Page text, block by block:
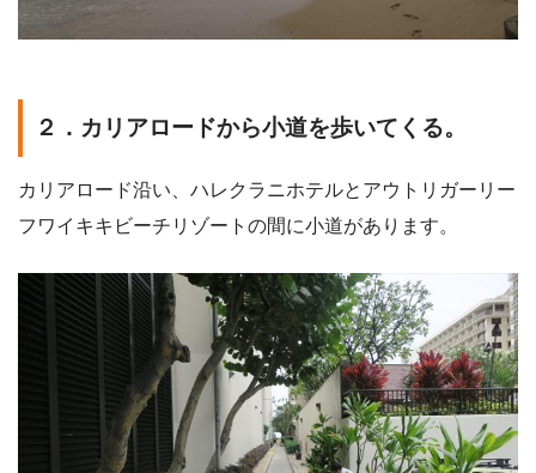
２．カリアロードから小道を歩いてくる。
カリアロード沿い、ハレクラニホテルとアウトリガーリー
フワイキキビーチリゾートの間に小道があります。